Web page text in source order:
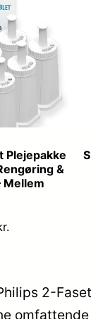
Plejepakke
&
Mellem
2-